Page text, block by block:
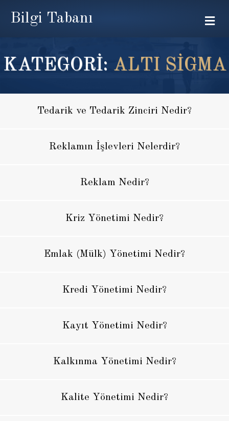
Bilgi Tabanı
KATEGORİ: ALTI SIGMA
Tedarik ve Tedarik Zinciri Nedir?
Reklamın İşlevleri Nelerdir?
Reklam Nedir?
Kriz Yönetimi Nedir?
Emlak (Mülk) Yönetimi Nedir?
Kredi Yönetimi Nedir?
Kayıt Yönetimi Nedir?
Kalkınma Yönetimi Nedir?
Kalite Yönetimi Nedir?